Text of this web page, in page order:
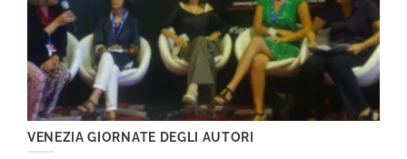
VENEZIA GIORNATE DEGLI AUTORI